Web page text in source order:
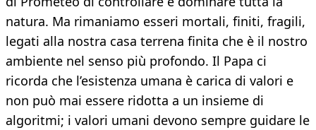
natura. Ma rimaniamo esseri mortali, finiti, fragili,
legati alla nostra casa terrena finita che è il nostro
ambiente nel senso più profondo. Il Papa ci
ricorda che l’esistenza umana è carica di valori e
non può mai essere ridotta a un insieme di
algoritmi; i valori umani devono sempre guidare le